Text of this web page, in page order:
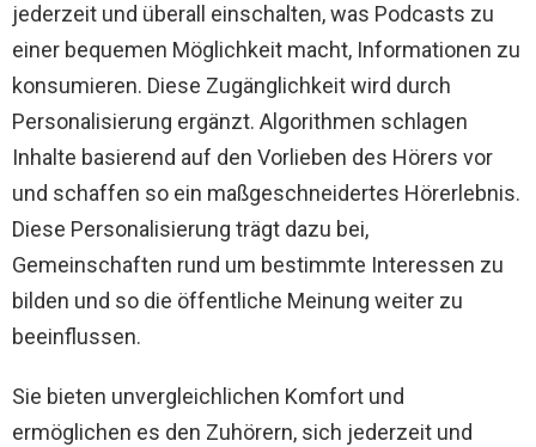
jederzeit und überall einschalten, was Podcasts zu
einer bequemen Möglichkeit macht, Informationen zu
konsumieren. Diese Zugänglichkeit wird durch
Personalisierung ergänzt. Algorithmen schlagen
Inhalte basierend auf den Vorlieben des Hörers vor
und schaffen so ein maßgeschneidertes Hörerlebnis.
Diese Personalisierung trägt dazu bei,
Gemeinschaften rund um bestimmte Interessen zu
bilden und so die öffentliche Meinung weiter zu
beeinflussen.
Sie bieten unvergleichlichen Komfort und
ermöglichen es den Zuhörern, sich jederzeit und